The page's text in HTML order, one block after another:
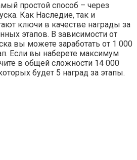
простой способ – через
Как Наследие, так и
ключи в качестве награды за
этапов. В зависимости от
вы можете заработать от 1 000
Если вы наберете максимум
в общей сложности 14 000
будет 5 наград за этапы.